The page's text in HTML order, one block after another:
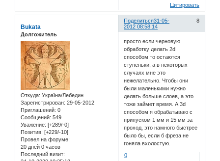
Цитировать
Поделиться 8
31-05-
2012 08:58:14
Bukata
Долгожитель
Откуда: Україна/Лебедин
Зарегистрирован: 29-05-2012
Приглашений: 0
Сообщений: 549
Уважение: [+289/-0]
Позитив: [+229/-10]
Провел на форуме:
20 дней 0 часов
Последний визит:
просто если черновую
обработку делать 2d
способом то остаются
ступеньки, а в некоторых
случаях мне это
нежелательно. Чтобы они
были маленькими нужно
делать больше слоев, а это
тоже займет время. А 3d
способом я обрабатываю с
припуском 1 мм и 15 мм за
проход, это намного быстрее
было бы, если б фреза не
гоняла вхолостую.
0